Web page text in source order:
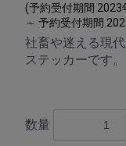
(予約受付期間 2023
～ 予約受付期間
社畜や迷える現
ステッカーです。
数量